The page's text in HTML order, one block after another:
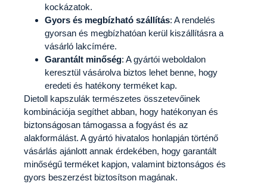
kockázatok.
Gyors és megbízható szállítás: A rendelés
gyorsan és megbízhatóan kerül kiszállításra a
vásárló lakcímére.
Garantált minőség: A gyártói weboldalon
keresztül vásárolva biztos lehet benne, hogy
eredeti és hatékony terméket kap.
Dietoll kapszulák természetes összetevőinek
kombinációja segíthet abban, hogy hatékonyan és
biztonságosan támogassa a fogyást és az
alakformálást. A gyártó hivatalos honlapján történő
vásárlás ajánlott annak érdekében, hogy garantált
minőségű terméket kapjon, valamint biztonságos és
gyors beszerzést biztosítson magának.